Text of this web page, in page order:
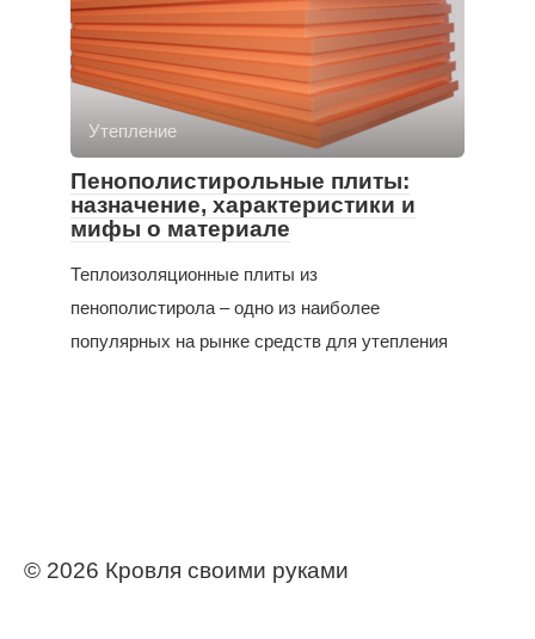
Утепление
Пенополистирольные плиты:
назначение, характеристики и
мифы о материале
Теплоизоляционные плиты из
пенополистирола – одно из наиболее
популярных на рынке средств для утепления
© 2026 Кровля своими руками